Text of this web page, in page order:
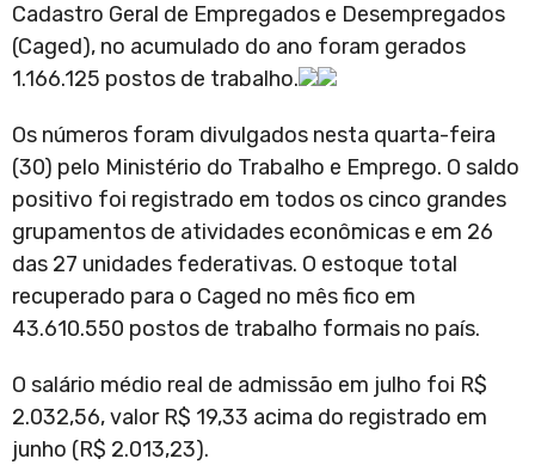
Cadastro Geral de Empregados e Desempregados
(Caged), no acumulado do ano foram gerados
1.166.125 postos de trabalho.
Os números foram divulgados nesta quarta-feira
(30) pelo Ministério do Trabalho e Emprego. O saldo
positivo foi registrado em todos os cinco grandes
grupamentos de atividades econômicas e em 26
das 27 unidades federativas. O estoque total
recuperado para o Caged no mês fico em
43.610.550 postos de trabalho formais no país.
O salário médio real de admissão em julho foi R$
2.032,56, valor R$ 19,33 acima do registrado em
junho (R$ 2.013,23).